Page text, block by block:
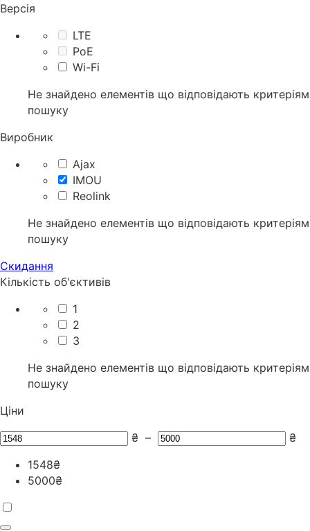
Версія
LTE
PoE
Wi-Fi
Не знайдено елементів що відповідають критеріям
пошуку
Виробник
Ajax
IMOU
Reolink
Не знайдено елементів що відповідають критеріям
пошуку
Скидання
Кількість об'єктивів
1
2
3
Не знайдено елементів що відповідають критеріям
пошуку
Ціни
₴ –
₴
1548₴
5000₴